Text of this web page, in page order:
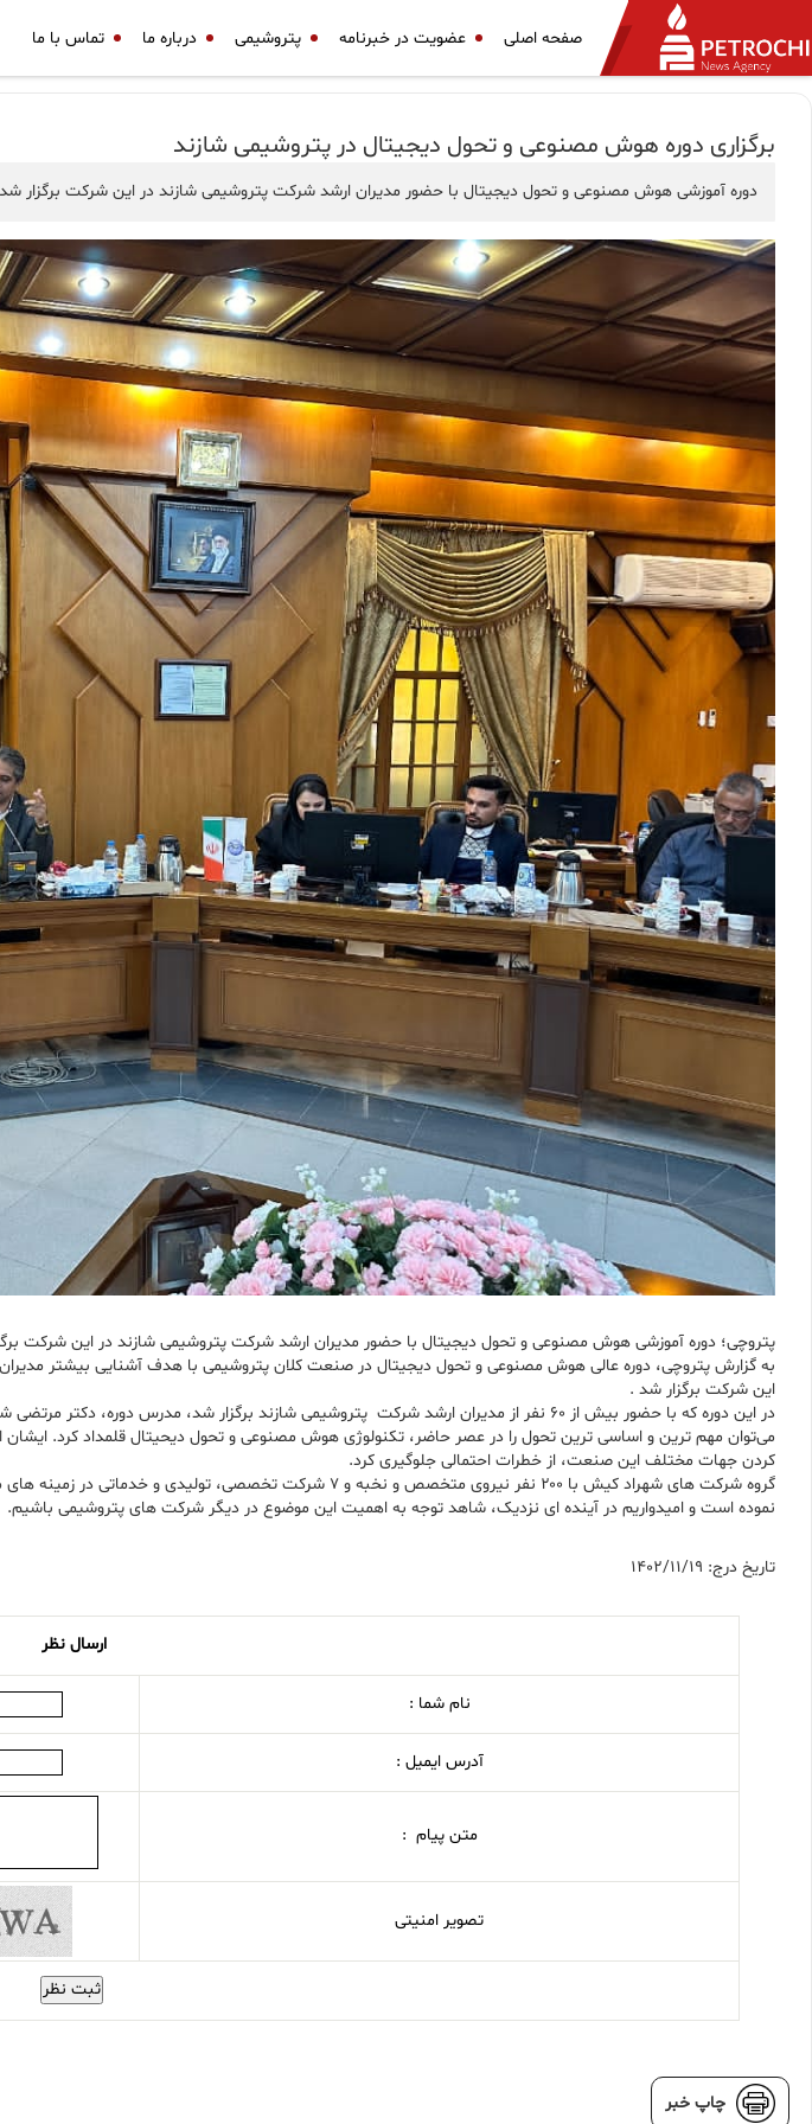
صفحه اصلی عضویت در خبرنامه پتروشیمی درباره ما تماس با ما
برگزاری دوره هوش مصنوعی و تحول دیجیتال در پتروشیمی شازند
دوره آموزشی هوش مصنوعی و تحول دیجیتال با حضور مدیران ارشد شرکت پتروشیمی شازند در این شرکت برگزار
پتروچی؛ دوره آموزشی هوش مصنوعی و تحول دیجیتال با حضور مدیران ارشد شرکت پتروشیمی شازند در این شرکت
به گزارش پتروچی، دوره عالی هوش مصنوعی و تحول دیجیتال در صنعت کلان پتروشیمی با هدف آشنایی بیشتر
این شرکت برگزار شد .
در این دوره که با حضور بیش از ۶۰ نفر از مدیران ارشد شرکت پتروشیمی شازند برگزار شد،
می‌توان مهم ترین و اساسی ترین تحول را در عصر حاضر، تکنولوژی هوش مصنوعی و تحول دیحیتال قلمداد کرد.
کردن جهات مختلف این صنعت، از خطرات احتمالی جلوگیری کرد.
گروه شرکت های شهراد کیش با ۲۰۰ نفر نیروی متخصص و نخبه و ۷
نموده است و امیدواریم در آینده ای نزدیک، شاهد توجه به اهمیت این موضوع در دیگر شرکت های پتروشیمی باشیم.
تاریخ درج: 1402/11/19
ارسال نظر
نام شما :
آدرس ایمیل :
متن پیام :
تصویر امنیتی
ثبت نظر
چاپ خبر